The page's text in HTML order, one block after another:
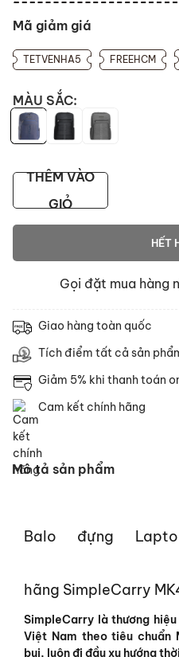
Mã giảm giá
TETVENHA5 FREEHCM
MÀU SẮC:
THÊM VÀO
GIỎ
HẾT
Gọi đặt mua hàng
Giao hàng toàn quốc
Tích điểm tất cả sản
Giảm 5% khi thanh toán
Cam kết chính hãng
Mô tả sản phẩm
Balo đựng
hãng SimpleCarry
SimpleCarry là thương
Việt Nam theo tiêu chuẩn
bụi, luôn đi đầu xu hướng